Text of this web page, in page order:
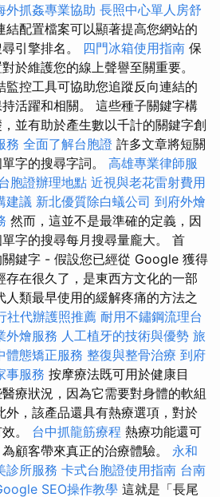
外抓姦專業協助 長照中心單人房舒
結配置檔案可以顯著提高您網站的
引擎排名。 四門冰箱使用指南 保
於維護您的線上聲譽至關重要。
監控工具可協助您追蹤反向連結的
活躍和相關。 這些種子關鍵字構
並有助於產生數以千計的關鍵字創
務 全面了解台胞證 許多文章將短關
字的搜尋字詞。 高雄專業律師服
胞證辦理地點 近視與老花雷射費用
建議 新北優質除白蟻公司 到府外燴
然而，這並不是最準確的定義，因
字的搜尋每月搜尋量龐大。 首
鍵字 - 假設您已經從 Google 獲得
存在很久了，是東西方文化的一部
類最早使用的緩解疼痛的方法之
社代辦護照推薦 耐用不鏽鋼流理台
外燴服務 人工植牙的技術與優勢 旅
體態矯正服務 整復與整骨治療 到府
事服務 按摩療法既可用於健康目
療狀況，因為它需要對身體的軟組
外，該產品還具有熱療選項，對於
。 台中抓龍筋療程 熱療功能還可
顧客帶來真正的治療體驗。 永和
診所服務 卡式台胞證使用指南 台南
SEO操作教學 這就是「長尾